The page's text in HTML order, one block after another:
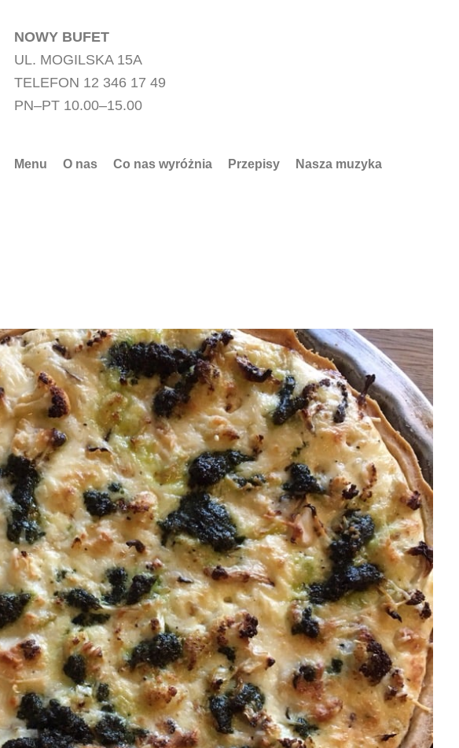
NOWY BUFET
UL. MOGILSKA 15A
TELEFON 12 346 17 49
PN–PT 10.00–15.00
Menu O nas Co nas wyróżnia Przepisy Nasza muzyka